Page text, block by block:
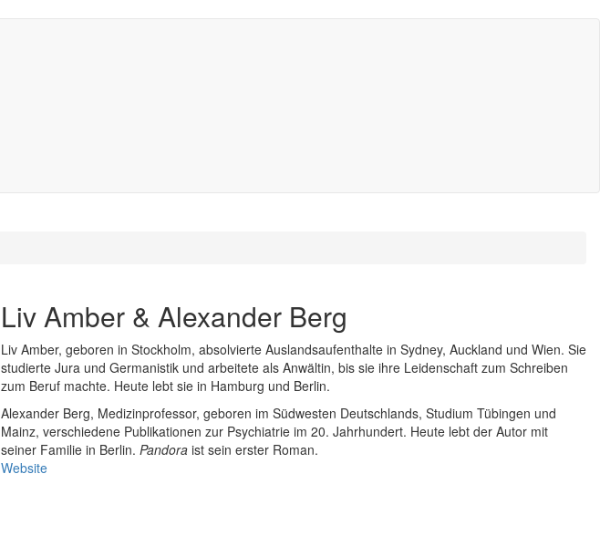
Liv Amber & Alexander Berg
Liv Amber, geboren in Stockholm, absolvierte Auslandsaufenthalte in Sydney, Auckland und Wien. Sie
studierte Jura und Germanistik und arbeitete als Anwältin, bis sie ihre Leidenschaft zum Schreiben
zum Beruf machte. Heute lebt sie in Hamburg und Berlin.
Alexander Berg, Medizinprofessor, geboren im Südwesten Deutschlands, Studium Tübingen und
Mainz, verschiedene Publikationen zur Psychiatrie im 20. Jahrhundert. Heute lebt der Autor mit
seiner Familie in Berlin. Pandora ist sein erster Roman.
Website